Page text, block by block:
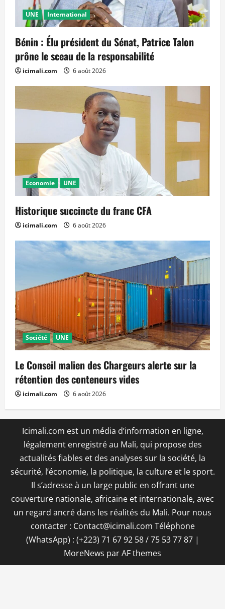
UNE International
Bénin : Élu président du Sénat, Patrice Talon
prône le sceau de la responsabilité
icimali.com 6 août 2026
Economie UNE
Historique succincte du franc CFA
icimali.com 6 août 2026
Société UNE
Le Conseil malien des Chargeurs alerte sur la
rétention des conteneurs vides
icimali.com 6 août 2026
Icimali.com est un média d’information en ligne,
légalement enregistré au Mali, qui propose des
actualités fiables et des analyses sur la société, la
sécurité, l’économie, la politique, la culture et le sport.
Il s’adresse à un large public en offrant une
couverture nationale, africaine et internationale, avec
un regard ancré dans les réalités du Mali. Pour nous
contacter : Contact@icimali.com Téléphone
(WhatsApp) : (+223) 71 67 92 58 / 75 53 77 87 |
MoreNews par AF themes